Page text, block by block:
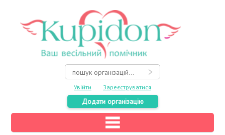
Увійти Зареєструватися
Додати організацію